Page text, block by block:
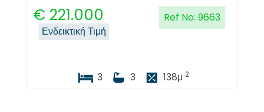
€ 221.000 Ref No: 9663
Ενδεικτική Τιμή
3 3 138μ 2